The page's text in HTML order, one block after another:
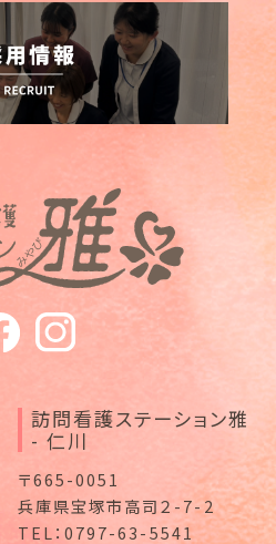
訪問看護ステーション雅
- 仁川
〒665-0051
兵庫県宝塚市高司２-7-2
TEL：0797-63-5541